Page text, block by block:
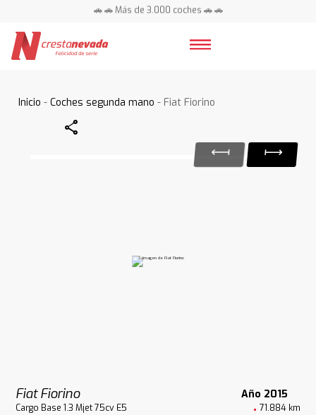
🚗 🚗 Más de 3.000 coches 🚗 🚗
Inicio -Coches segunda mano - Fiat Fiorino
Share
Fiat Fiorino Año 2015
Cargo Base 1.3 Mjet 75cv E5 71.884 km